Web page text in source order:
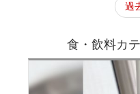
過
食・飲料カ